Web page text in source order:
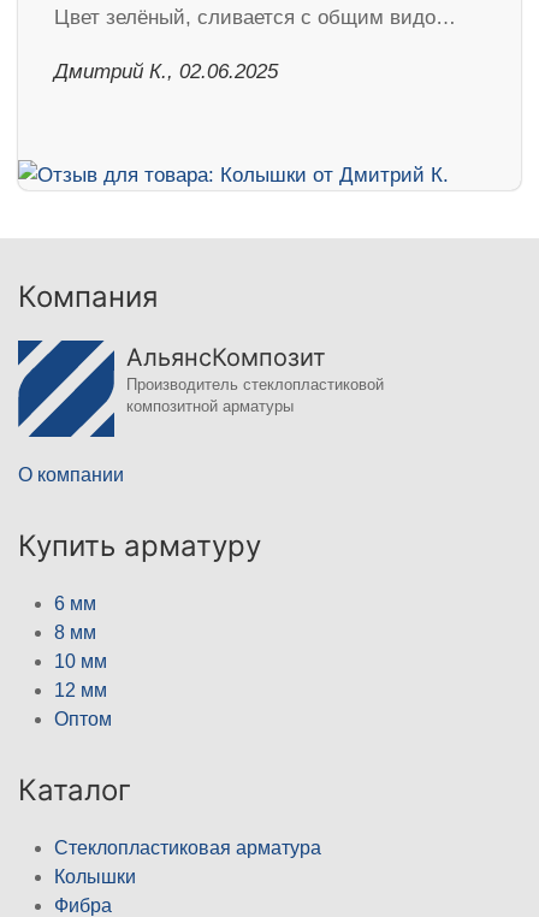
Цвет зелёный, сливается с общим видо…
Дмитрий К., 02.06.2025
Компания
АльянсКомпозит
Производитель стеклопластиковой
композитной арматуры
О компании
Купить арматуру
6 мм
8 мм
10 мм
12 мм
Оптом
Каталог
Стеклопластиковая арматура
Колышки
Фибра